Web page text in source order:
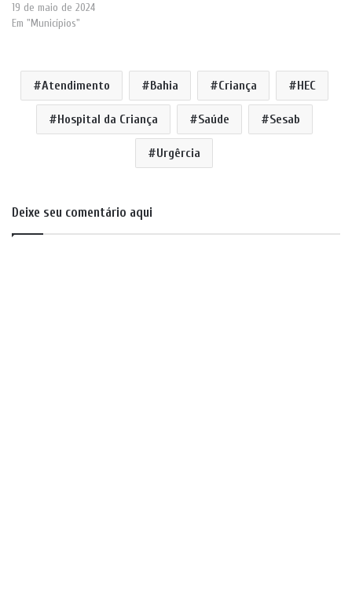
19 de maio de 2024
Em "Municípios"
Atendimento Bahia Criança HEC
Hospital da Criança Saúde Sesab
Urgêrcia
Deixe seu comentário aqui